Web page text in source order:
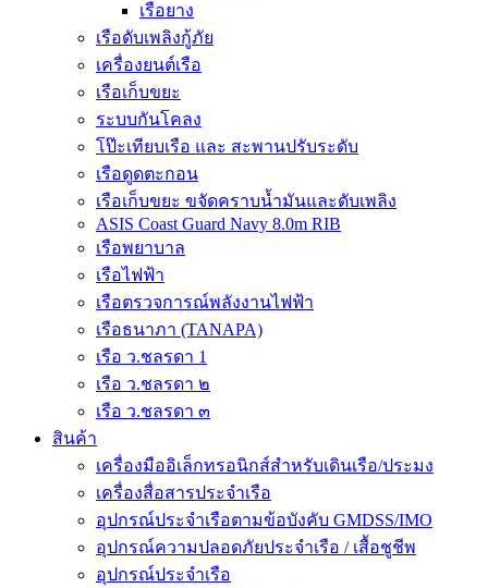
เรือยาง
เรือดับเพลิงกู้ภัย
เครื่องยนต์เรือ
เรือเก็บขยะ
ระบบกันโคลง
โป๊ะเทียบเรือ และ สะพานปรับระดับ
เรือดูดตะกอน
เรือเก็บขยะ ขจัดคราบน้ำมันและดับเพลิง
ASIS Coast Guard Navy 8.0m RIB
เรือพยาบาล
เรือไฟฟ้า
เรือตรวจการณ์พลังงานไฟฟ้า
เรือธนาภา (TANAPA)
เรือ ว.ชลรดา 1
เรือ ว.ชลรดา ๒
เรือ ว.ชลรดา ๓
สินค้า
เครื่องมืออิเล็กทรอนิกส์สำหรับเดินเรือ/ประมง
เครื่องสื่อสารประจำเรือ
อุปกรณ์ประจำเรือตามข้อบังคับ GMDSS/IMO
อุปกรณ์ความปลอดภัยประจำเรือ / เสื้อชูชีพ
อุปกรณ์ประจำเรือ